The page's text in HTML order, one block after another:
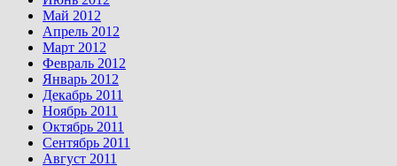
Май 2012
Апрель 2012
Март 2012
Февраль 2012
Январь 2012
Декабрь 2011
Ноябрь 2011
Октябрь 2011
Сентябрь 2011
Август 2011